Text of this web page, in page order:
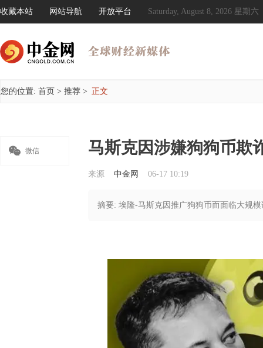
收藏本站 网站导航 开放平台 Saturday, August 8, 2026 星期六
您的位置: 首页 > 推荐 > 正文
 微信 马斯克因涉嫌狗狗币欺
来源 中金网 06-17 10:19
摘要: 埃隆-马斯克因推广狗狗币而面临大规模